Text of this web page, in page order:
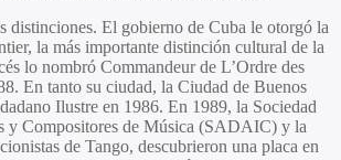
distinciones. El gobierno de Cuba le otorgó la
la más importante distinción cultural de la
lo nombró Commandeur de L’Ordre des
En tanto su ciudad, la Ciudad de Buenos
Ilustre en 1986. En 1989, la Sociedad
y Compositores de Música (SADAIC) y la
de Tango, descubrieron una placa en